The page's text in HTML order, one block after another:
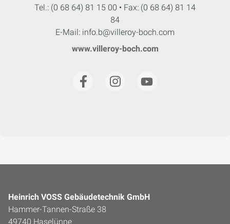
Tel.: (0 68 64) 81 15 00 • Fax: (0 68 64) 81 14
84
E-Mail: info.b@villeroy-boch.com
www.villeroy-boch.com
Heinrich VOSS Gebäudetechnik GmbH
Hammer-Tannen-Straße 38
49740 Haselünne